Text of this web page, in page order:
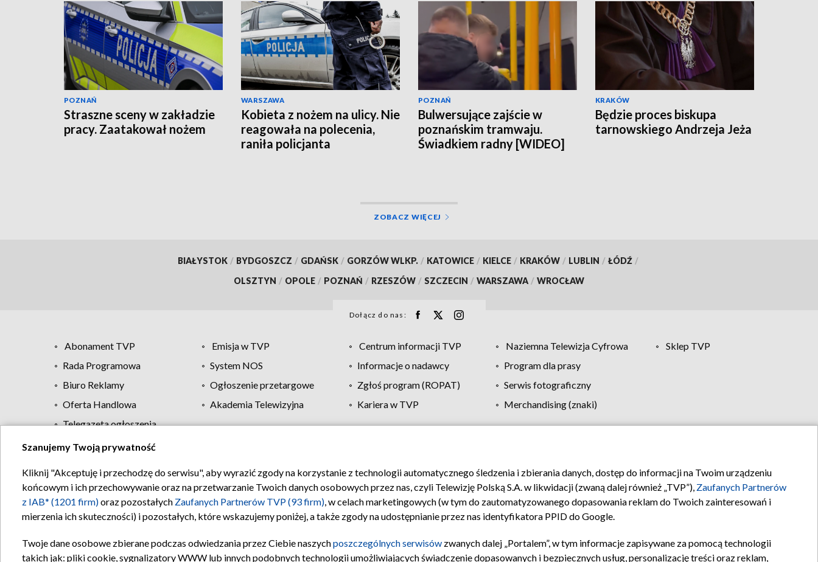
POZNAŃ
Straszne sceny w zakładzie
pracy. Zaatakował nożem
WARSZAWA
Kobieta z nożem na ulicy. Nie
reagowała na polecenia,
raniła policjanta
POZNAŃ
Bulwersujące zajście w
poznańskim tramwaju.
Świadkiem radny [WIDEO]
KRAKÓW
Będzie proces biskupa
tarnowskiego Andrzeja Jeża
ZOBACZ WIĘCEJ
BIAŁYSTOK / BYDGOSZCZ / GDAŃSK / GORZÓW WLKP. / KATOWICE / KIELCE / KRAKÓW / LUBLIN / ŁÓDŹ /
OLSZTYN / OPOLE / POZNAŃ / RZESZÓW / SZCZECIN / WARSZAWA / WROCŁAW
Dołącz do nas:
Abonament TVP Emisja w TVP Centrum informacji TVP Naziemna Telewizja Cyfrowa
Sklep TVP
Rada Programowa
System NOS Informacje o nadawcy
Program dla prasy
Biuro Reklamy
Ogłoszenie przetargowe Zgłoś program (ROPAT)
Serwis fotograficzny
Oferta Handlowa
Akademia Telewizyjna Kariera w TVP
Merchandising (znaki)
Telegazeta ogłoszenia
Regulamin TVP Polityka prywatności Moje zgody Pomoc Biuro reklamy Kontakt
Szanujemy Twoją prywatność
Kliknij "Akceptuję i przechodzę do serwisu", aby wyrazić zgody na korzystanie z technologii automatycznego śledzenia i zbierania danych, dostęp do informacji na Twoim urządzeniu
końcowym i ich przechowywanie oraz na przetwarzanie Twoich danych osobowych przez nas, czyli Telewizję Polską S.A. w likwidacji (zwaną dalej również „TVP”), Zaufanych Partnerów
z IAB* (1201 firm)oraz pozostałych Zaufanych Partnerów TVP (93 firm), w celach marketingowych (w tym do zautomatyzowanego dopasowania reklam do Twoich zainteresowań i
mierzenia ich skuteczności) i pozostałych, które wskazujemy poniżej, a także zgody na udostępnianie przez nas identyfikatora PPID do Google.
Twoje dane osobowe zbierane podczas odwiedzania przez Ciebie naszychposzczególnych serwisów zwanych dalej „Portalem”, w tym informacje zapisywane za pomocą technologii
takich jak: pliki cookie, sygnalizatory WWW lub innych podobnych technologii umożliwiających świadczenie dopasowanych i bezpiecznych usług, personalizację treści oraz reklam,